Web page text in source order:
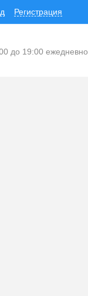
Регистрация
до 19:00 ежедневно